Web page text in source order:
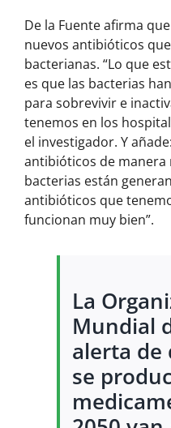
De la Fuente afirma
nuevos antibióticos
bacterianas. “Lo que
es que las bacterias
para sobrevivir e
tenemos en los
el investigador. Y
antibióticos de manera
bacterias están
antibióticos que
funcionan muy bien”.
La
Mundial
alerta de
se